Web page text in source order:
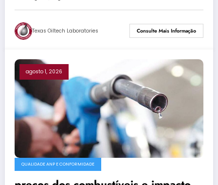
Texas Oiltech Laboratories Consulte Mais Informação
agosto 1, 2026
QUALIDADE ANP E CONFORMIDADE